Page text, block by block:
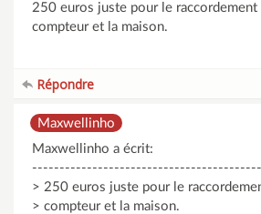
250 euros juste pour le
compteur et la maison.
Répondre
Maxwellinho
Maxwellinho a écrit:
> 250 euros juste pour le
> compteur et la maison.